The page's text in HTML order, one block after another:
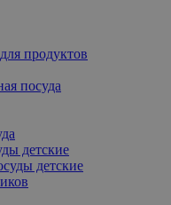
продуктов
посуда
детские
детские